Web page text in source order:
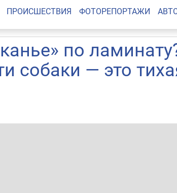
ПРОИСШЕСТВИЯ ФОТОРЕПОРТАЖИ
по
собаки — это